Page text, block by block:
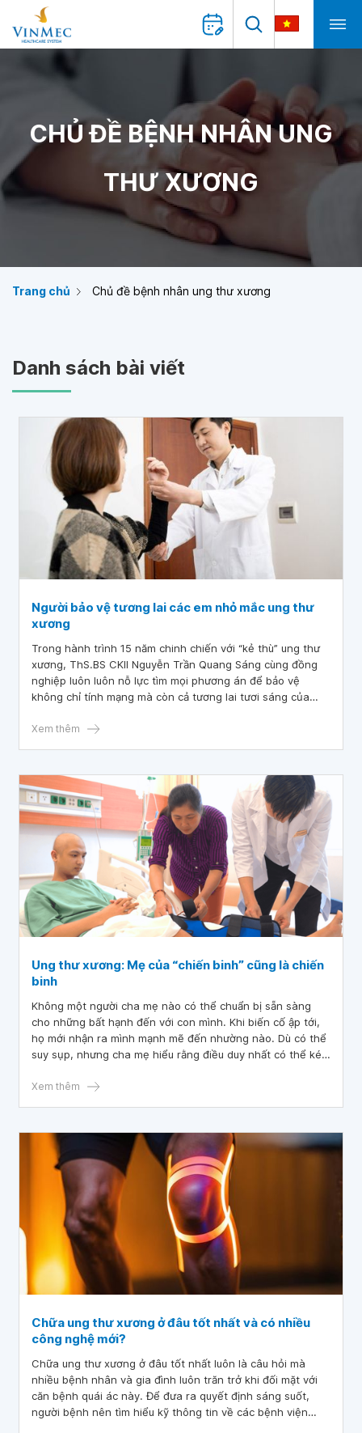
CHỦ ĐỀ BỆNH NHÂN UNG
THƯ XƯƠNG
Trang chủ Chủ đề bệnh nhân ung thư xương
Danh sách bài viết
Người bảo vệ tương lai các em nhỏ mắc ung thư
xương
Trong hành trình 15 năm chinh chiến với “kẻ thù” ung thư
xương, ThS.BS CKII Nguyễn Trần Quang Sáng cùng đồng
nghiệp luôn luôn nỗ lực tìm mọi phương án để bảo vệ
không chỉ tính mạng mà còn cả tương lai tươi sáng của
Xem thêm
Ung thư xương: Mẹ của “chiến binh” cũng là chiến
binh
Không một người cha mẹ nào có thể chuẩn bị sẵn sàng
cho những bất hạnh đến với con mình. Khi biến cố ập tới,
họ mới nhận ra mình mạnh mẽ đến nhường nào. Dù có thể
suy sụp, nhưng cha mẹ hiểu rằng điều duy nhất có thể kéo
Xem thêm
Chữa ung thư xương ở đâu tốt nhất và có nhiều
công nghệ mới?
Chữa ung thư xương ở đâu tốt nhất luôn là câu hỏi mà
nhiều bệnh nhân và gia đình luôn trăn trở khi đối mặt với
căn bệnh quái ác này. Để đưa ra quyết định sáng suốt,
người bệnh nên tìm hiểu kỹ thông tin về các bệnh viện